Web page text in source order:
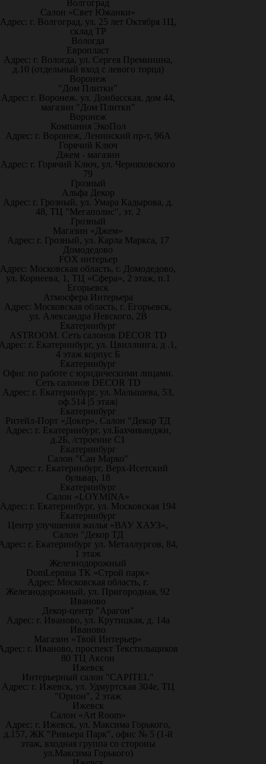
Волгоград
Салон «Свет Южанки»
Адрес: г. Волгоград, ул. 25 лет Октября 1Ц,
склад ТР
Вологда
Европласт
Адрес: г. Вологда, ул. Сергея Преминина,
д.10 (отдельный вход с левого торца)
Воронеж
"Дом Плитки"
Адрес: г. Воронеж. ул. Донбасская, дом 44,
магазин "Дом Плитки"
Воронеж
Компания ЭкоПол
Адрес: г. Воронеж, Ленинский пр-т, 96А
Горячий Ключ
Джем - магазин
Адрес: г. Горячий Ключ, ул. Черняховского
79
Грозный
Альфа Декор
Адрес: г. Грозный, ул. Умара Кадырова, д.
48, ТЦ "Мегаполис", эт. 2
Грозный
Магазин «Джем»
Адрес: г. Грозный, ул. Карла Маркса, 17
Домодедово
FOX интерьер
Адрес: Московская область, г. Домодедово,
ул. Корнеева, 1, ТЦ «Сфера», 2 этаж, п.1
Егорьевск
Атмосфера Интерьера
Адрес: Московская область, г. Егорьевск,
ул. Александра Невского, 2В
Екатеринбург
ASTROOM. Сеть салонов DECOR TD
г. Екатеринбург, ул. Цвиллинга, д .1,
4 этаж корпус Б
Екатеринбург
Офис по работе с юридическими лицами.
Сеть салонов DECOR TD
Адрес: г. Екатеринбург, ул. Малышева, 53,
оф.514 |5 этаж|
Екатеринбург
Ритейл-Порт «Докер», Салон "Декор ТД
Адрес: г. Екатеринбург, ул.Бахчиванджи,
д.2Б, /строение С1
Екатеринбург
Салон "Сан Марко"
Адрес: г. Екатеринбург, Верх-Исетский
бульвар, 18
Екатеринбург
Салон «LOYMINA»
Адрес: г. Екатеринбург, ул. Московская 194
Екатеринбург
Центр улучшения жилья «ВАУ ХАУЗ»,
Салон "Декор ТД
г. Екатеринбург ул. Металлургов, 84,
1 этаж
Железнодорожный
DomLepnina ТК «Строй парк»
Адрес: Московская область, г.
Железнодорожный, ул. Пригородная, 92
Иваново
Декор-центр "Арагон"
Адрес: г. Иваново, ул. Крутицкая, д. 14а
Иваново
Магазин «Твой Интерьер»
г. Иваново, проспект Текстильщиков
80 ТЦ Аксон
Ижевск
Интерьерный салон "CAPITEL"
Адрес: г. Ижевск, ул. Удмуртская 304е, ТЦ
"Орион", 2 этаж
Ижевск
Салон «Art Room»
Адрес: г. Ижевск, ул. Максима Горького,
д.157, ЖК "Ривьера Парк", офис № 5 (1-й
этаж, входная группа со стороны
ул.Максима Горького)